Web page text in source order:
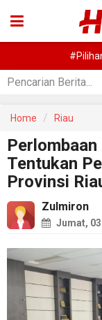
Home Riau
Tentukan
Provinsi
Zulmiron
Jumat,